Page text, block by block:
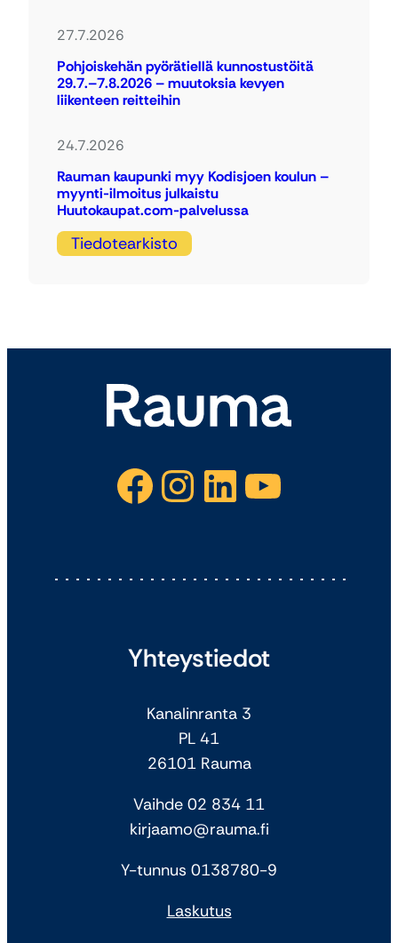
27.7.2026
Pohjoiskehän pyörätiellä kunnostustöitä
29.7.–7.8.2026 – muutoksia kevyen
liikenteen reitteihin
24.7.2026
Rauman kaupunki myy Kodisjoen koulun –
myynti-ilmoitus julkaistu
Huutokaupat.com-palvelussa
Tiedotearkisto
Facebook Instagram LinkedIn YouTube
Yhteystiedot
Kanalinranta 3
PL 41
26101 Rauma
Vaihde 02 834 11
kirjaamo@rauma.fi
Y-tunnus 0138780-9
Laskutus